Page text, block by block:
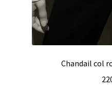
Chandail col